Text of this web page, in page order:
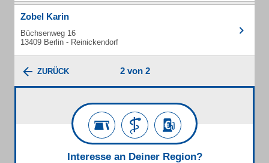
Zobel Karin
Büchsenweg 16
13409 Berlin - Reinickendorf
ZURÜCK 2 von 2
Interesse an Deiner Region?